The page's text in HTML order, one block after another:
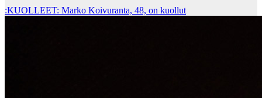
:KUOLLEET: Marko Koivuranta, 48, on kuollut